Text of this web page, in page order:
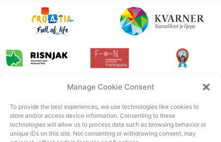
Manage Cookie Consent
To provide the best experiences, we use technologies like cookies to
store and/or access device information. Consenting to these
technologies will allow us to process data such as browsing behavior or
unique IDs on this site. Not consenting or withdrawing consent, may